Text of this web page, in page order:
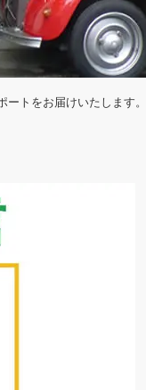
トをお届けいたします。